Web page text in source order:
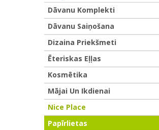
Dāvanu Komplekti
Dāvanu Saiņošana
Dizaina Priekšmeti
Ēteriskas Eļļas
Kosmētika
Mājai Un Ikdienai
Nice Place
Papīrlietas